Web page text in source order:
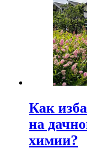
Как
на
химии?